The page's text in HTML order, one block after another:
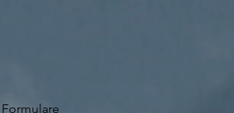
Formulare